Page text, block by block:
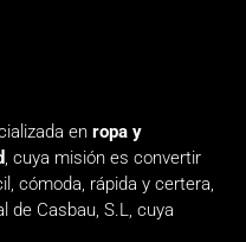
enropa y
, cuya misión es convertir
cómoda, rápida y certera,
de Casbau, S.L, cuya